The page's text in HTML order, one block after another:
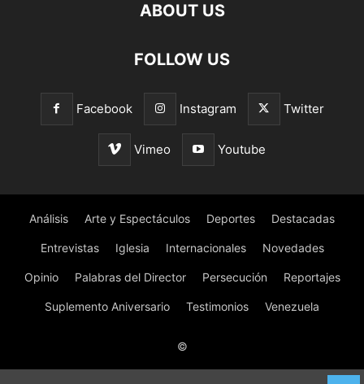
ABOUT US
FOLLOW US
Facebook Instagram Twitter
Vimeo Youtube
Análisis Arte y Espectáculos Deportes Destacadas
Entrevistas Iglesia Internacionales Novedades
Opinio Palabras del Director Persecución Reportajes
Suplemento Aniversario Testimonios Venezuela
©